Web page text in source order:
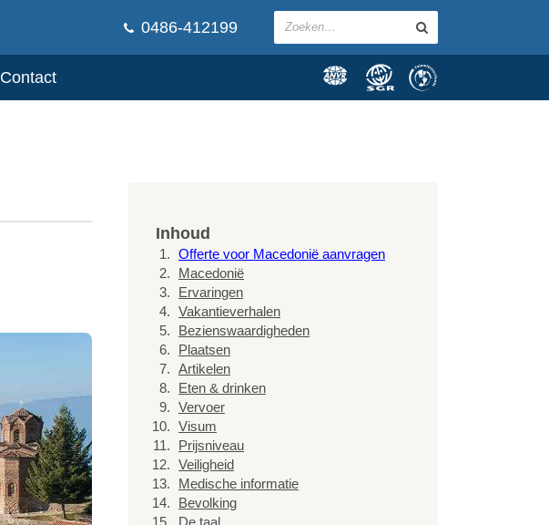
0486-412199
Contact
Inhoud
Offerte voor Macedonië aanvragen
Macedonië
Ervaringen
Vakantieverhalen
Bezienswaardigheden
Plaatsen
Artikelen
Eten & drinken
Vervoer
Visum
Prijsniveau
Veiligheid
Medische informatie
Bevolking
De taal